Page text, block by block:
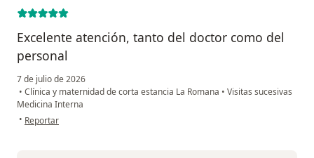
Excelente atención, tanto del doctor como del
personal
7 de julio de 2026
• Clínica y maternidad de corta estancia La Romana • Visitas sucesivas
Medicina Interna
• en opinión del usuario Sebastian Andrade Bribiescas
Reportar